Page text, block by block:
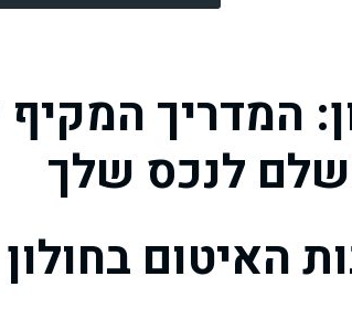
המדריך
לנכס שלך
האיטום בחולון